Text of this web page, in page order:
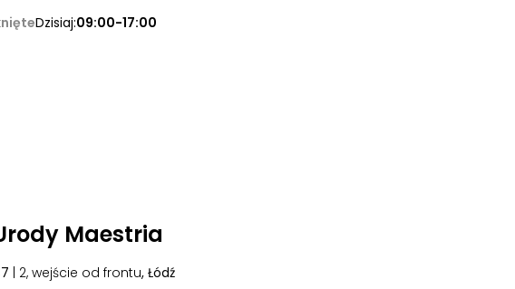
Dzisiaj:09:00-17:00
Maestria
| 2, wejście od frontu, Łódź